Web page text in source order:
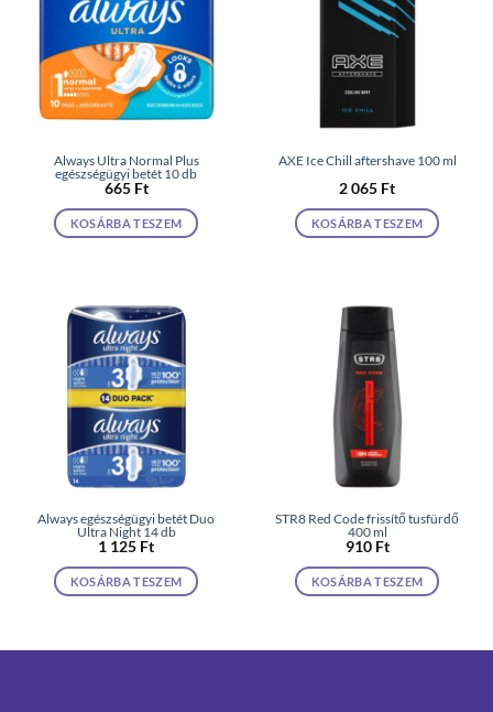
Always Ultra Normal Plus
egészségügyi betét 10 db
665 Ft
KOSÁRBA TESZEM
AXE Ice Chill aftershave 100 ml
2 065 Ft
KOSÁRBA TESZEM
Always egészségügyi betét Duo
Ultra Night 14 db
1 125 Ft
KOSÁRBA TESZEM
STR8 Red Code frissítő tusfürdő
400 ml
910 Ft
KOSÁRBA TESZEM